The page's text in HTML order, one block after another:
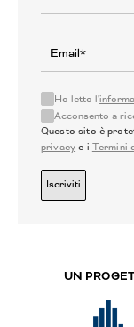
Ho letto l'
Acconsento a
Questo sito è
privacy e i Termini
Iscriviti
UN